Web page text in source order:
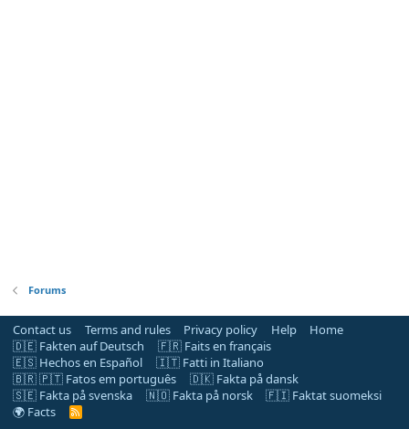
Forums
Contact us Terms and rules Privacy policy Help
Home
🇩🇪 Fakten auf Deutsch
🇫🇷 Faits en français
🇪🇸 Hechos en Español
🇮🇹 Fatti in Italiano
🇧🇷 🇵🇹 Fatos em português
🇩🇰 Fakta på dansk
🇸🇪 Fakta på svenska
🇳🇴 Fakta på norsk
🇫🇮 Faktat suomeksi
🌍 Facts
R